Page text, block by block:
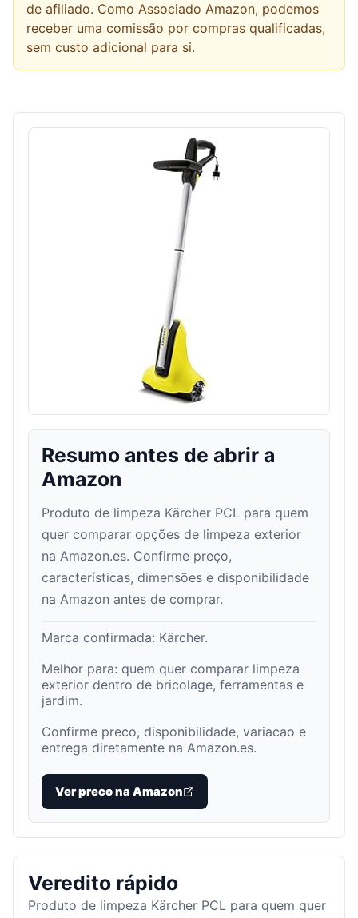
de afiliado. Como Associado Amazon, podemos
receber uma comissão por compras qualificadas,
sem custo adicional para si.
Resumo antes de abrir a
Amazon
Produto de limpeza Kärcher PCL para quem
quer comparar opções de limpeza exterior
na Amazon.es. Confirme preço,
características, dimensões e disponibilidade
na Amazon antes de comprar.
Marca confirmada: Kärcher.
Melhor para: quem quer comparar limpeza
exterior dentro de bricolage, ferramentas e
jardim.
Confirme preco, disponibilidade, variacao e
entrega diretamente na Amazon.es.
Ver preco na Amazon
Veredito rápido
Produto de limpeza Kärcher PCL para quem quer